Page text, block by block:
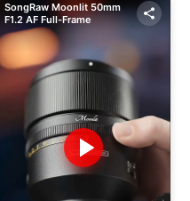
SongRaw Moonlit 50mm
F1.2 AF Full-Frame